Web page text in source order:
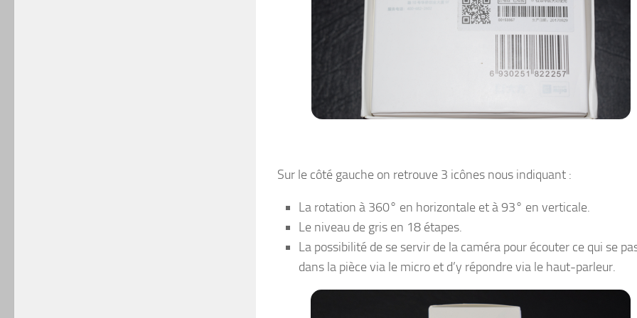
Sur le côté gauche on retrouve 3 icônes nous indiquant :
La rotation à 360° en horizontale et à 93° en verticale.
Le niveau de gris en 18 étapes.
La possibilité de se servir de la caméra pour écouter ce qui se
dans la pièce via le micro et d’y répondre via le haut-parleur.